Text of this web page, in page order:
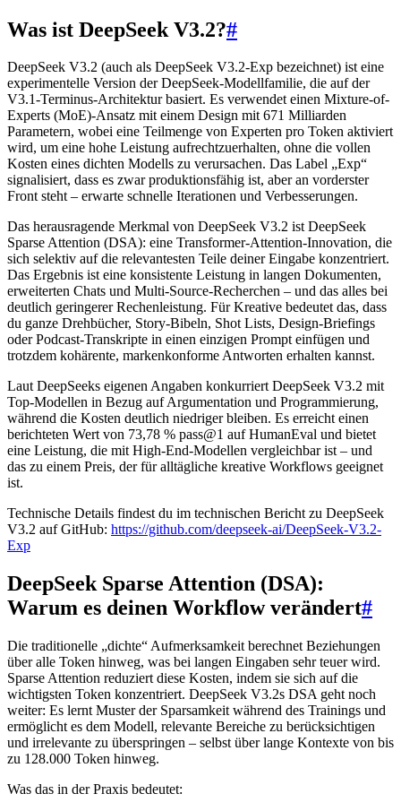
Was ist DeepSeek V3.2?#
DeepSeek V3.2 (auch als DeepSeek V3.2-Exp bezeichnet) ist eine
experimentelle Version der DeepSeek-Modellfamilie, die auf der
V3.1-Terminus-Architektur basiert. Es verwendet einen Mixture-of-
Experts (MoE)-Ansatz mit einem Design mit 671 Milliarden
Parametern, wobei eine Teilmenge von Experten pro Token aktiviert
wird, um eine hohe Leistung aufrechtzuerhalten, ohne die vollen
Kosten eines dichten Modells zu verursachen. Das Label „Exp“
signalisiert, dass es zwar produktionsfähig ist, aber an vorderster
Front steht – erwarte schnelle Iterationen und Verbesserungen.
Das herausragende Merkmal von DeepSeek V3.2 ist DeepSeek
Sparse Attention (DSA): eine Transformer-Attention-Innovation, die
sich selektiv auf die relevantesten Teile deiner Eingabe konzentriert.
Das Ergebnis ist eine konsistente Leistung in langen Dokumenten,
erweiterten Chats und Multi-Source-Recherchen – und das alles bei
deutlich geringerer Rechenleistung. Für Kreative bedeutet das, dass
du ganze Drehbücher, Story-Bibeln, Shot Lists, Design-Briefings
oder Podcast-Transkripte in einen einzigen Prompt einfügen und
trotzdem kohärente, markenkonforme Antworten erhalten kannst.
Laut DeepSeeks eigenen Angaben konkurriert DeepSeek V3.2 mit
Top-Modellen in Bezug auf Argumentation und Programmierung,
während die Kosten deutlich niedriger bleiben. Es erreicht einen
berichteten Wert von 73,78 % pass@1 auf HumanEval und bietet
eine Leistung, die mit High-End-Modellen vergleichbar ist – und
das zu einem Preis, der für alltägliche kreative Workflows geeignet
ist.
Technische Details findest du im technischen Bericht zu DeepSeek
V3.2 auf GitHub: https://github.com/deepseek-ai/DeepSeek-V3.2-
Exp
DeepSeek Sparse Attention (DSA):
Warum es deinen Workflow verändert#
Die traditionelle „dichte“ Aufmerksamkeit berechnet Beziehungen
über alle Token hinweg, was bei langen Eingaben sehr teuer wird.
Sparse Attention reduziert diese Kosten, indem sie sich auf die
wichtigsten Token konzentriert. DeepSeek V3.2s DSA geht noch
weiter: Es lernt Muster der Sparsamkeit während des Trainings und
ermöglicht es dem Modell, relevante Bereiche zu berücksichtigen
und irrelevante zu überspringen – selbst über lange Kontexte von bis
zu 128.000 Token hinweg.
Was das in der Praxis bedeutet: